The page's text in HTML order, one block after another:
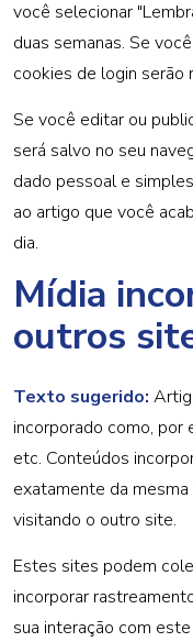
você selecionar
duas semanas. Se
cookies de login serão
Se você editar ou
será salvo no seu
dado pessoal e
ao artigo que você
dia.
Mídia
outros
Texto sugerido:
incorporado como, por
etc. Conteúdos
exatamente da
visitando o outro site.
Estes sites podem
incorporar
sua interação com